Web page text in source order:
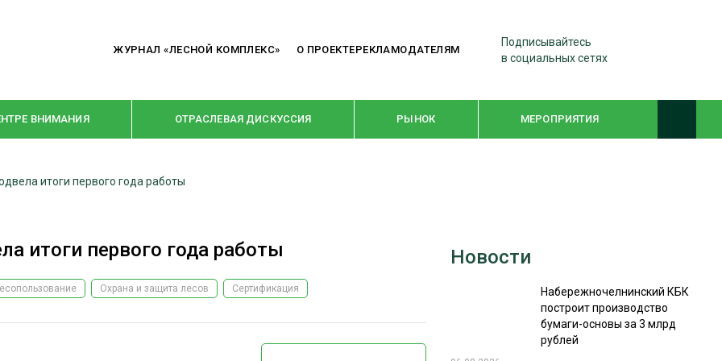
ЖУРНАЛ «ЛЕСНОЙ КОМПЛЕКС» О ПРОЕКТЕРЕКЛАМОДАТЕЛЯМ
Подписывайтесь
в социальных сетях
ВНИМАНИЯ ОТРАСЛЕВАЯ ДИСКУССИЯ РЫНОК МЕРОПРИЯТИЯ
ДОМОСТРОЕНИЕ
КРУПНЫМ ПЛАНОМ
ВЗГЛЯД ИЗНУТРИ
ПРЕДПРИЯТИЯ ЛПК
WOODEX-2021
СУШКА ДРЕВЕСИНЫ
итоги первого года работы
итоги первого года работы
Охрана и защита лесов Сертификация
Новости
Набережночелнинский КБК
построит производство
бумаги-основы за 3 млрд
рублей